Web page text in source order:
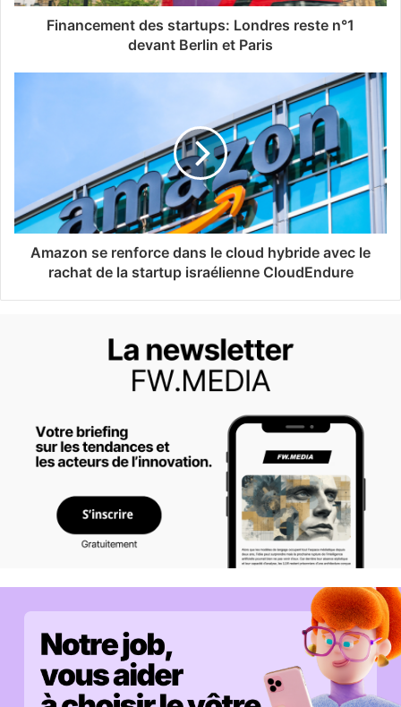
Financement des startups: Londres reste n°1
devant Berlin et Paris
Amazon se renforce dans le cloud hybride avec le
rachat de la startup israélienne CloudEndure